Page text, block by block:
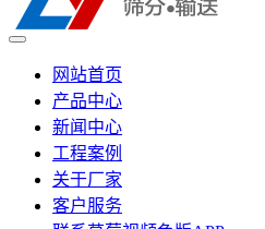
网站首页
产品中心
新闻中心
工程案例
关于厂家
客户服务